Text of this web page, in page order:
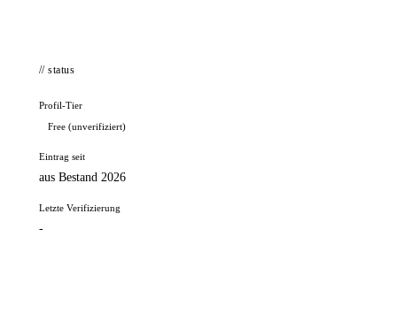
// status
Profil-Tier
Free (unverifiziert)
Eintrag seit
aus Bestand 2026
Letzte Verifizierung
-